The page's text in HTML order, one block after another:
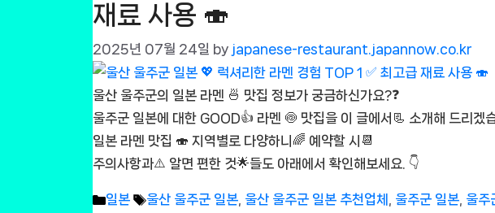
재료 사용 🍣
2025년 07월 24일 by japanese-restaurant.japannow.co.kr
울산 울주군의 일본 라멘 🍜 맛집 정보가 궁금하신가요?❓
울주군 일본에 대한 GOOD👍 라멘 🍥 맛집을 이 글에서📃 소개해 드리겠
일본 라멘 맛집 🍣 지역별로 다양하니🌈 예약할 시📆
주의사항과⚠️ 알면 편한 것🌟들도 아래에서 확인해보세요. 👇
Categories
일본 Tags
울산 울주군 일본 울산 울주군 일본 추천업체 울주군 일본 울주